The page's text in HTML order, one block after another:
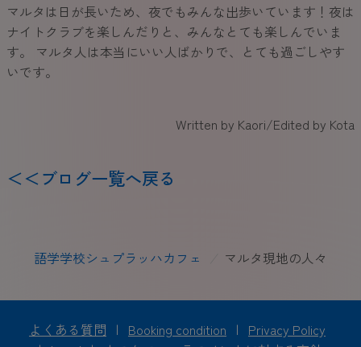
マルタは日が長いため、夜でもみんな出歩いています！夜は
ナイトクラブを楽しんだりと、みんなとても楽しんでいま
す。 マルタ人は本当にいい人ばかりで、とても過ごしやす
いです。
Written by Kaori/Edited by Kota
＜＜ブログ一覧へ戻る
語学学校シュプラッハカフェ マルタ現地の人々
よくある質問 | Booking condition | Privacy Policy